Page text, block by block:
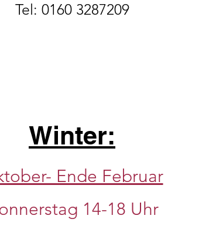
Tel: 0160 3287209
Winter:
Ende Februar
14-18 Uhr